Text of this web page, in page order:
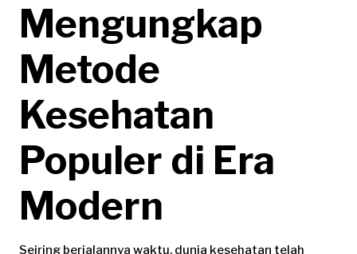
Mengungkap
Metode
Kesehatan
Populer di Era
Modern
Seiring berjalannya waktu, dunia kesehatan telah